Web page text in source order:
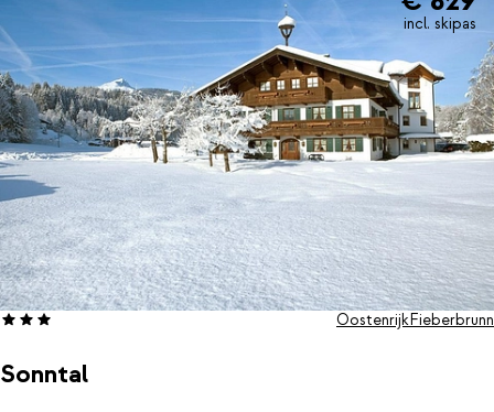
het à-la-carte restaurant met regionale specialiteiten en warme
sfeer. Kinderen vermaken zich intussen met nieuwe vriendjes in
de kinderspeelruimte.De ligging is echt top: je loopt zo naar de
gondel en binnen een paar minuten sta je midden in het
veelzijdige skigebied van Fieberbrunn, onderdeel van het grote
Skicircus Saalbach Hinterglemm Leogang Fieberbrunn. En wie
zin heeft in wat reuring, vindt winkels en restaurants op zo’n 100
meter afstand.
incl. skipas
Sonntal
OostenrijkFieberbrunn